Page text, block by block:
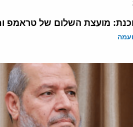
מועצת השלום של טראמפ